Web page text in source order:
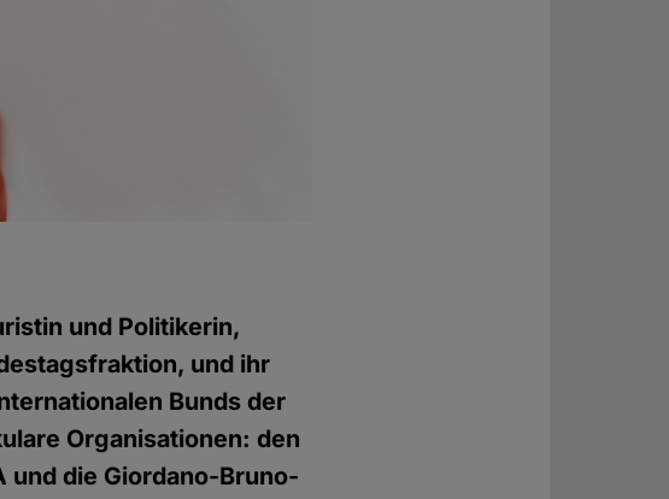
und Politikerin,
und ihr
Bunds der
Organisationen: den
und die Giordano-Bruno-